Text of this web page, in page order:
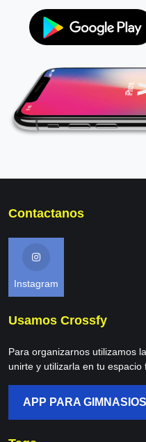
Contactanos
Instagram
Usamos Crossfy
Para organizarnos utilizamos
unirte y utilizarla en tu espacio
APP PARA GIMNASIOS